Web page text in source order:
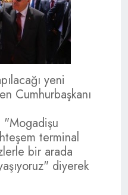
yeni
Cumhurbaşkanı
"Mogadişu
terminal
bir arada
diyerek